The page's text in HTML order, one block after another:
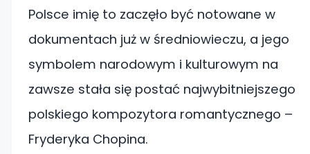
Polsce imię to zaczęło być notowane w
dokumentach już w średniowieczu, a jego
symbolem narodowym i kulturowym na
zawsze stała się postać najwybitniejszego
polskiego kompozytora romantycznego –
Fryderyka Chopina.